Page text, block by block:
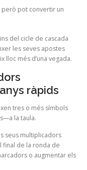
però pot convertir un
del cicle de cascada
les seves apostes
més d’una vegada.
ràpids
tres o més símbols
la taula.
seus multiplicadors
final de la ronda de
o augmentar els